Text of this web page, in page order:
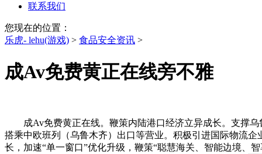
联系我们
您现在的位置：
乐虎- lehu(游戏) > 食品安全资讯 >
成Av免费黄正在线旁不雅
成Av免费黄正在线。鞭策内陆港口经济立异成长。支撑乌
搭乘中欧班列（乌鲁木齐）出口等营业。积极引进国际物流
长，加速“单一窗口”优化升级，鞭策“聪慧海关、智能边境、